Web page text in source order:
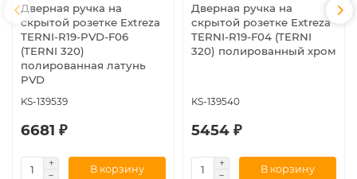
Дверная ручка на
скрытой розетке Extreza
TERNI-R19-PVD-F06
(TERNI 320)
полированная латунь
PVD
KS-139539
6681 ₽
В корзину
Дверная ручка на
скрытой розетке Extreza
TERNI-R19-F04 (TERNI
320) полированный хром
KS-139540
5454 ₽
В корзину